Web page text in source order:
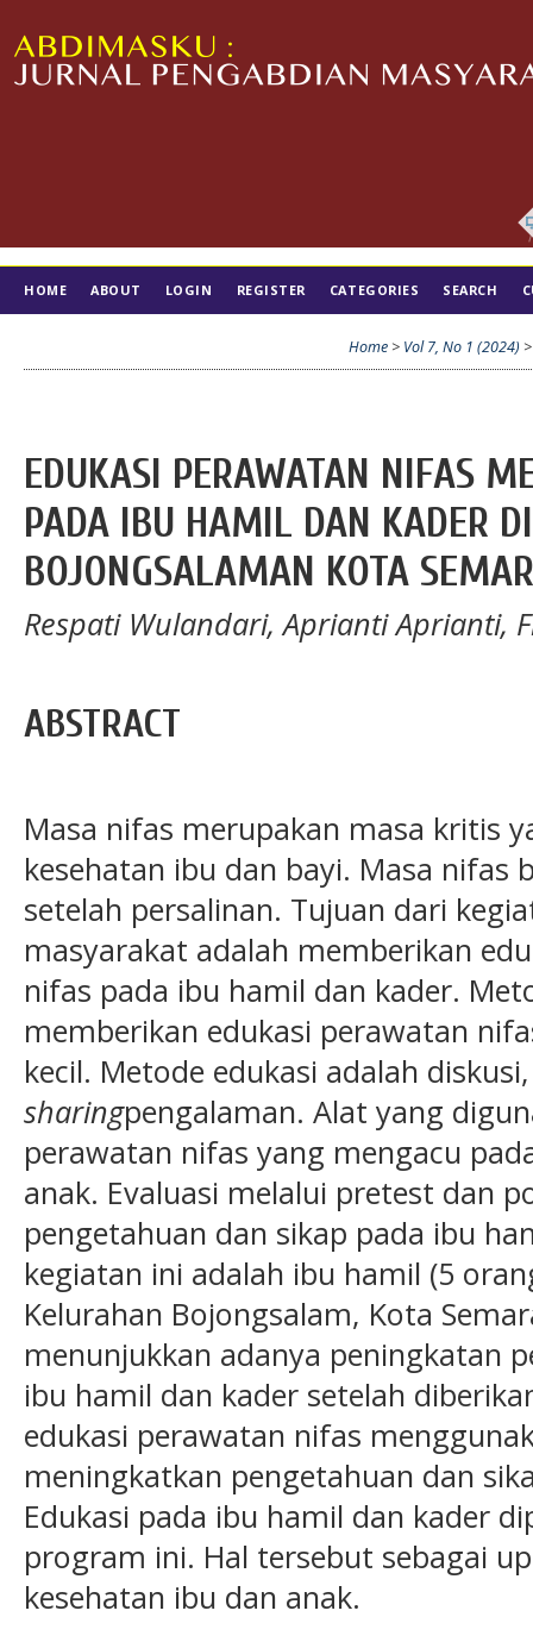
HOME ABOUT LOGIN REGISTER CATEGORIES SEARCH
Home > Vol 7, No 1 (2024)
EDUKASI PERAWATAN NIFAS
PADA IBU HAMIL DAN KADER
BOJONGSALAMAN KOTA
Respati Wulandari, Aprianti Aprianti,
ABSTRACT
Masa nifas merupakan masa kritis
kesehatan ibu dan bayi. Masa nifas
setelah persalinan. Tujuan dari
masyarakat adalah memberikan
nifas pada ibu hamil dan kader.
memberikan edukasi perawatan
kecil. Metode edukasi adalah
sharingpengalaman. Alat yang
perawatan nifas yang mengacu
anak. Evaluasi melalui pretest dan
pengetahuan dan sikap pada ibu
kegiatan ini adalah ibu hamil (5
Kelurahan Bojongsalam, Kota
menunjukkan adanya peningkatan
ibu hamil dan kader setelah
edukasi perawatan nifas
meningkatkan pengetahuan dan
Edukasi pada ibu hamil dan kader
program ini. Hal tersebut sebagai
kesehatan ibu dan anak.